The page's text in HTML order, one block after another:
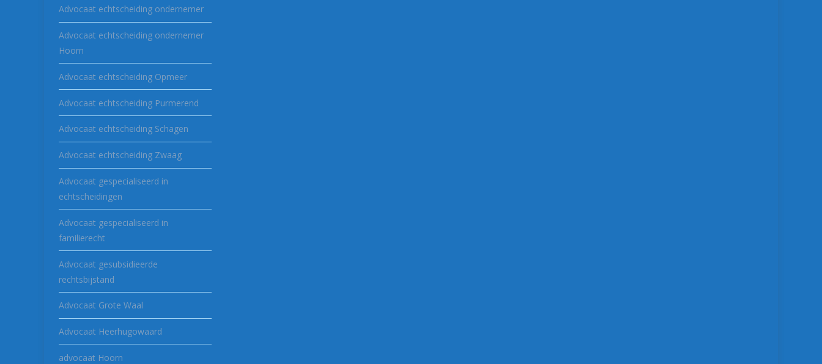
Advocaat echtscheiding ondernemer
Advocaat echtscheiding ondernemer
Hoorn
Advocaat echtscheiding Opmeer
Advocaat echtscheiding Purmerend
Advocaat echtscheiding Schagen
Advocaat echtscheiding Zwaag
Advocaat gespecialiseerd in
echtscheidingen
Advocaat gespecialiseerd in
familierecht
Advocaat gesubsidieerde
rechtsbijstand
Advocaat Grote Waal
Advocaat Heerhugowaard
advocaat Hoorn